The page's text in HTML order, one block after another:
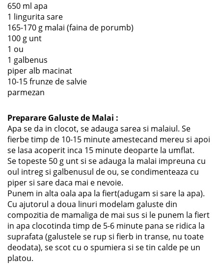
650 ml apa
1 lingurita sare
165-170 g malai (faina de porumb)
100 g unt
1 ou
1 galbenus
piper alb macinat
10-15 frunze de salvie
parmezan
Preparare Galuste de Malai :
Apa se da in clocot, se adauga sarea si malaiul. Se
fierbe timp de 10-15 minute amestecand mereu si apoi
se lasa acoperit inca 15 minute deoparte la umflat.
Se topeste 50 g unt si se adauga la malai impreuna cu
oul intreg si galbenusul de ou, se condimenteaza cu
piper si sare daca mai e nevoie.
Punem in alta oala apa la fiert(adugam si sare la apa).
Cu ajutorul a doua linuri modelam galuste din
compozitia de mamaliga de mai sus si le punem la fiert
in apa clocotinda timp de 5-6 minute pana se ridica la
suprafata (galustele se rup si fierb in transe, nu toate
deodata), se scot cu o spumiera si se tin calde pe un
platou.